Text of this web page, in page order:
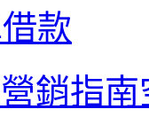
款
銷指南